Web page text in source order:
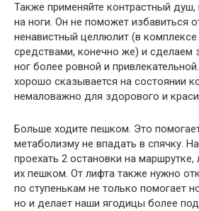
Также применяйте контрастный душ,
на ноги. Он не поможет избавиться
ненавистный целлюлит (в комплексе
средствами, конечно же) и сделаем
ног более ровной и
хорошо сказывается на состоянии
немаловажно для здорового и
Больше ходите пешком. Это
метаболизму не впадать в спячку.
проехать 2 остановки на маршрутке,
их пешком. От лифта также нужно
по ступенькам не только помогает
но и делает наши ягодицы более